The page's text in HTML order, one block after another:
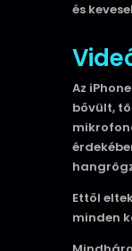
és
Az
bővült,
Ettől
minden